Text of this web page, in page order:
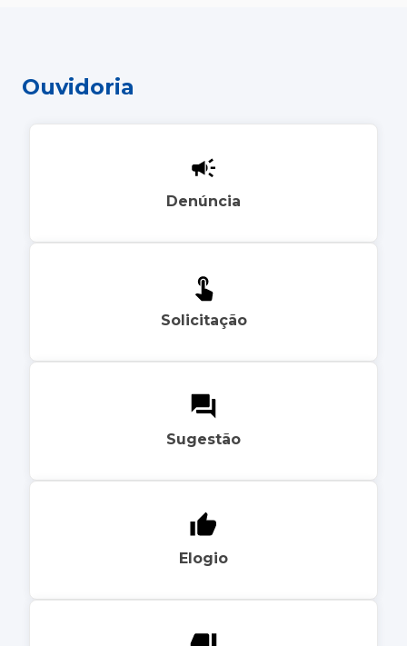
Ouvidoria
Denúncia
Solicitação
Sugestão
Elogio